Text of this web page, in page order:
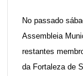
No passado
Assembleia
restantes
da Fortaleza de